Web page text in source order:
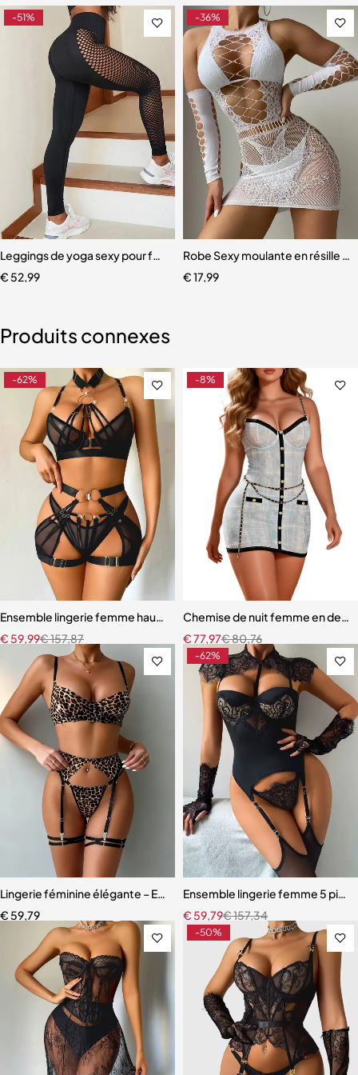
femme
-51%
Leggings de yoga sexy pour femmes
€ 52,99
-36%
Robe Sexy moulante en résille
€17,99
Produits connexes
-62%
Ensemble lingerie femme haut de gamme – Design exclusif avec
€157,87
€ 59,99
-8%
Chemise de nuit femme en
€80,76
€77,97
Lingerie féminine élégante – Ensemble en dentelle léopard avec
€ 59,79
-62%
Ensemble lingerie femme 5
€157,34
€ 59,79
-50%